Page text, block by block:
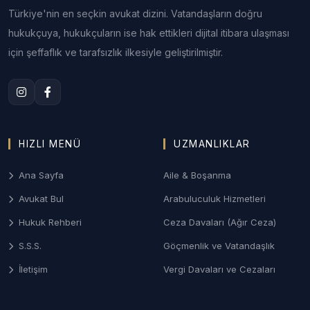
2. Afyon Aile ve Boşanma Hukuku
Afyonkarahisar Aile Mahkemeleri nezdinde;
anlaşmalı veya çekişmeli boşanma, velayet
davalarının gizlilik prensibiyle yürütülmesi.
Karakol ifadesinden ağır ceza mahkemesi
bir savunma hattı kurarak adil yargılanma hakkının
4. Gayrimenkul ve İmar Hukuku
Termal bölgelerdeki arsa uyuşmazlıkları, tarım
arazilerinin miras yoluyla paylaşımı ve tapu iptal-
tescil davalarında uzman hukuki destek.
Türkiye'nin en seçkin avukat dizini. Vatandaşların doğru
hukukçuya, hukukçuların ise hak ettikleri dijital itibara ulaşması
için şeffaflık ve tarafsızlık ilkesiyle geliştirilmiştir.
HIZLI MENÜ
Ana Sayfa
Avukat Bul
Hukuk Rehberi
S.S.S.
İletişim
UZMANLIKLAR
Aile & Boşanma
Arabuluculuk Hizmetleri
Ceza Davaları (Ağır Ceza)
Göçmenlik ve Vatandaşlık
Vergi Davaları ve Cezaları